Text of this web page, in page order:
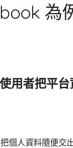
為
用者把平台
個人資料隨便交